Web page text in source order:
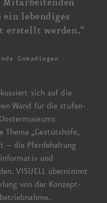
sich auf die
Wand für die stufen­
Thema „Gestüts­höfe,
–die Pferde­haltung
und
VISUELL übernimmt
von der Konzept­
Mitarbeitenden
ein lebendiges
erstellt werden.“
Gomadingen